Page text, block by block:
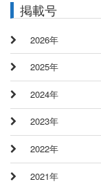
掲載号
2026年
2025年
2024年
2023年
2022年
2021年